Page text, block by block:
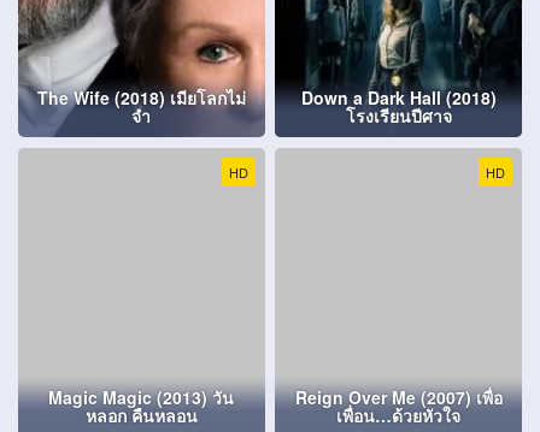
The Wife (2018) เมียโลกไม่
จำ
Down a Dark Hall (2018)
โรงเรียนปีศาจ
HD
Magic Magic (2013) วัน
หลอก คืนหลอน
HD
Reign Over Me (2007) เพื่อ
เพื่อน…ด้วยหัวใจ